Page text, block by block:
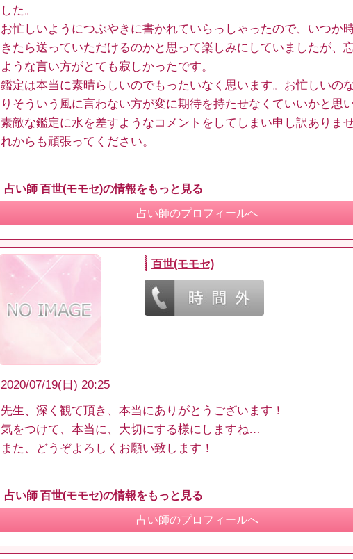
した。
お忙しいようにつぶやきに書かれていらっしゃったので、いつか
きたら送っていただけるのかと思って楽しみにしていましたが、
ような言い方がとても寂しかったです。
鑑定は本当に素晴らしいのでもったいなく思います。お忙しいの
りそういう風に言わない方が変に期待を持たせなくていいかと思
素敵な鑑定に水を差すようなコメントをしてしまい申し訳ありま
れからも頑張ってください。
占い師 百世(モモセ)の情報をもっと見る
占い師のプロフィールへ
百世(モモセ)
2020/07/19(日) 20:25
先生、深く観て頂き、本当にありがとうございます！
気をつけて、本当に、大切にする様にしますね…
また、どうぞよろしくお願い致します！
占い師 百世(モモセ)の情報をもっと見る
占い師のプロフィールへ